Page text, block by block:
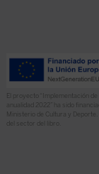
El proyecto “Implementación
anualidad 2022” ha sido
Ministerio de Cultura y
del sector del libro.